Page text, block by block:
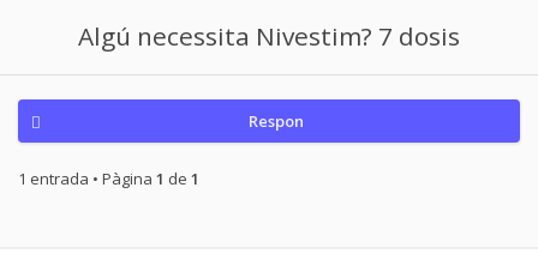
Algú necessita Nivestim? 7 dosis
Respon
1 entrada • Pàgina 1 de 1